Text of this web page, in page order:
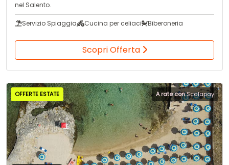
nel Salento.
Servizio Spiaggia Cucina per celiaci Biberoneria
Scopri Offerta
OFFERTE ESTATE A rate conScalapay